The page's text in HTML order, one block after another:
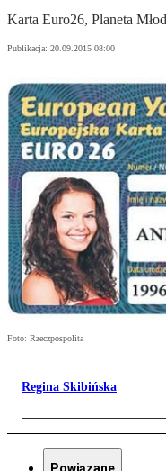
Karta Euro26, Planeta
Publikacja: 20.09.2015 08:00
Foto: Rzeczpospolita
Regina Skibińska